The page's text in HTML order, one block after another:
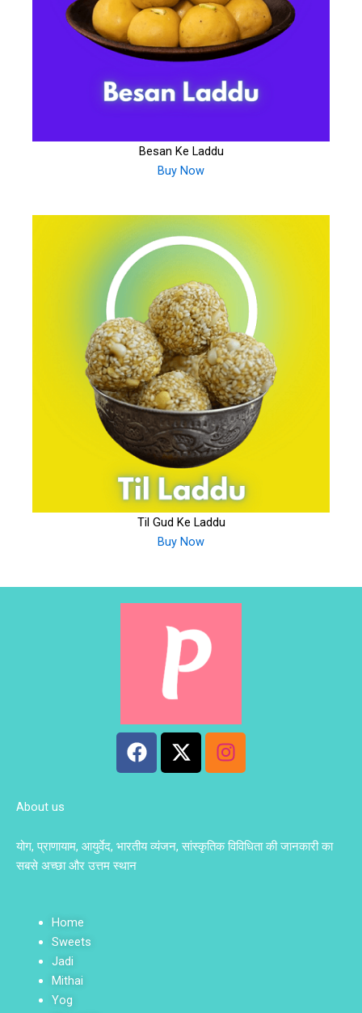
Besan Ke Laddu
Buy Now
Til Gud Ke Laddu
Buy Now
F
a
o
o
X
-
t
I
n
g
About us
योग, प्राणायाम, आयुर्वेद, भारतीय व्यंजन, सांस्कृतिक विविधिता की जानकारी का
सबसे अच्छा और उत्तम स्थान
Home
Sweets
Jadi
Mithai
Yog